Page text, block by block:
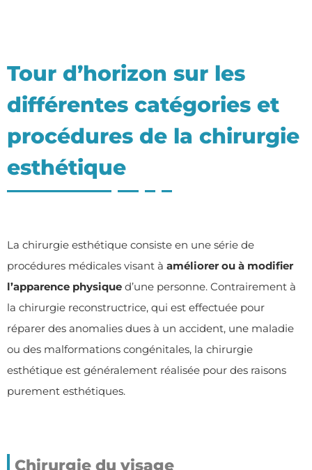
Tour d’horizon sur les
différentes catégories et
procédures de la chirurgie
esthétique
La chirurgie esthétique consiste en une série de
procédures médicales visant à améliorer ou à modifier
l’apparence physique d’une personne. Contrairement à
la chirurgie reconstructrice, qui est effectuée pour
réparer des anomalies dues à un accident, une maladie
ou des malformations congénitales, la chirurgie
esthétique est généralement réalisée pour des raisons
purement esthétiques.
Chirurgie du visage